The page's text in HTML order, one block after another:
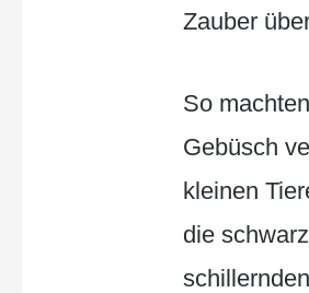
Zauber
So
Gebüsch
kleinen
die